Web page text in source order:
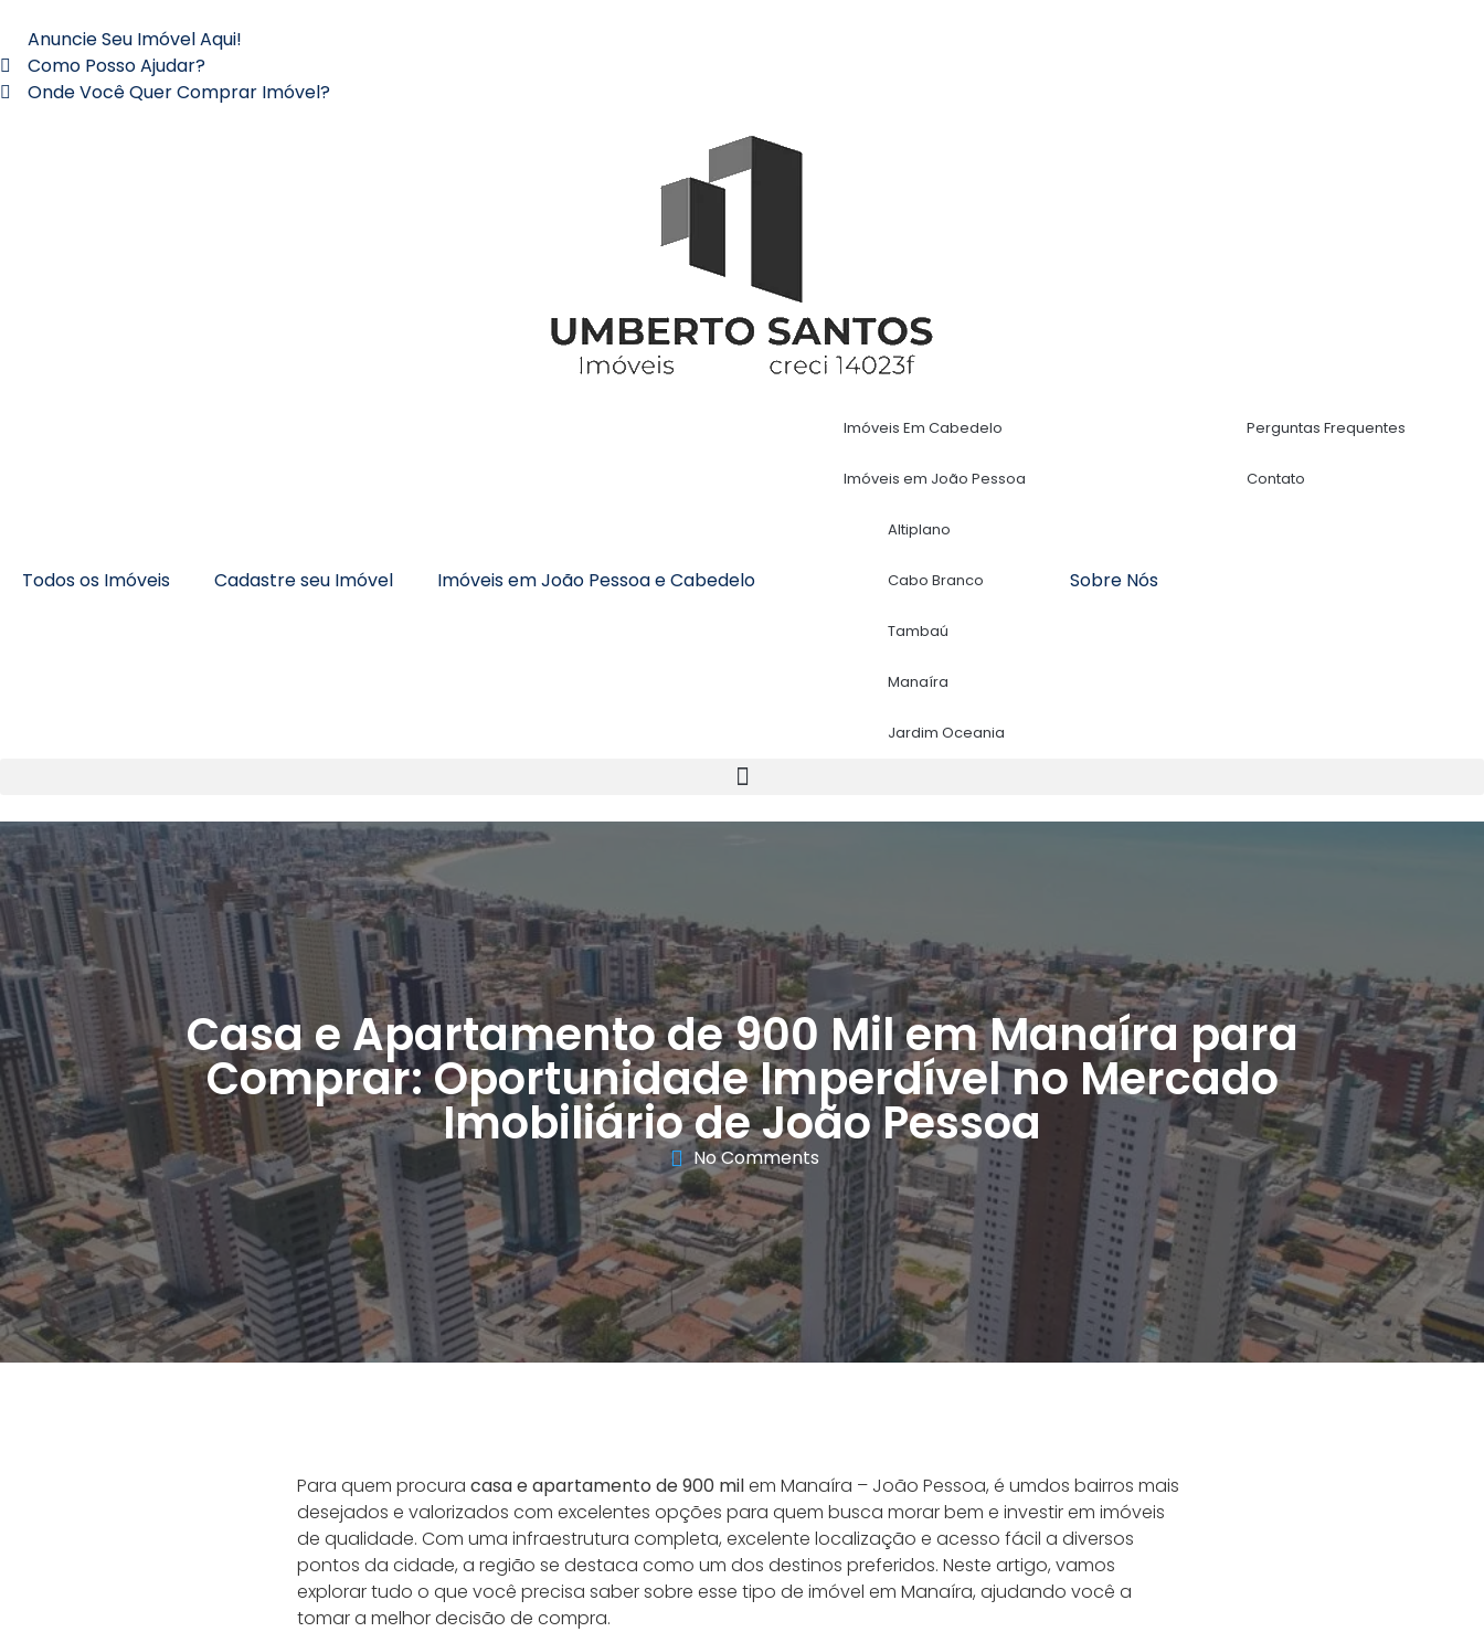
Anuncie Seu Imóvel Aqui!
Como Posso Ajudar?
Onde Você Quer Comprar Imóvel?
Todos os Imóveis Cadastre seu Imóvel Imóveis em João Pessoa e Cabedelo
Imóveis Em Cabedelo
Imóveis em João Pessoa
Altiplano
Cabo Branco
Tambaú
Manaíra
Jardim Oceania
Sobre Nós
Perguntas Frequentes
Contato
Casa e Apartamento de 900 Mil em Manaíra para
Comprar: Oportunidade Imperdível no Mercado
Imobiliário de João Pessoa
No Comments
Para quem procura casa e apartamento de 900 milem Manaíra – João Pessoa, é umdos bairros mais
desejados e valorizados com excelentes opções para quem busca morar bem e investir em imóveis
de qualidade. Com uma infraestrutura completa, excelente localização e acesso fácil a diversos
pontos da cidade, a região se destaca como um dos destinos preferidos. Neste artigo, vamos
explorar tudo o que você precisa saber sobre esse tipo de imóvel em Manaíra, ajudando você a
tomar a melhor decisão de compra.